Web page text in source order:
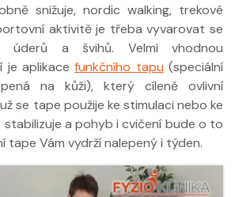
snižuje, nordic walking, trekové
aktivitě je třeba vyvarovat se
úderů a švihů. Velmi vhodnou
je aplikacefunkčního tapu (speciální
na kůži), který cíleně ovlivní
se tape použije ke stimulaci nebo ke
stabilizuje a pohyb i cvičení bude o to
tape Vám vydrží nalepený i týden.